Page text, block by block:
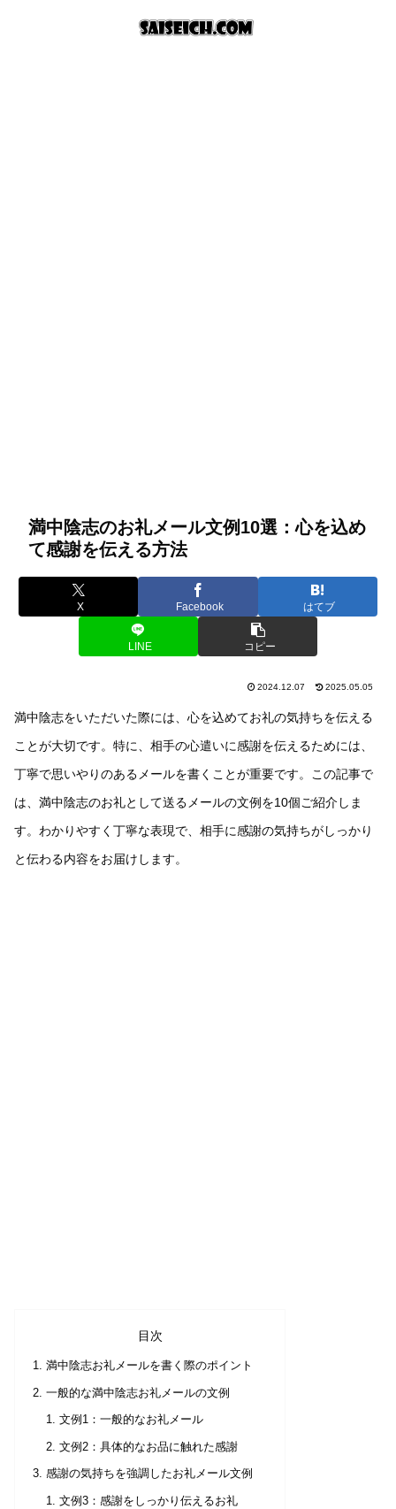
満中陰志のお礼メール文例10選：心を込め
て感謝を伝える方法
X Facebook はてブ
LINE コピー
2024.12.07 2025.05.05
満中陰志をいただいた際には、心を込めてお礼の気持ちを伝える
ことが大切です。特に、相手の心遣いに感謝を伝えるためには、
丁寧で思いやりのあるメールを書くことが重要です。この記事で
は、満中陰志のお礼として送るメールの文例を10個ご紹介しま
す。わかりやすく丁寧な表現で、相手に感謝の気持ちがしっかり
と伝わる内容をお届けします。
目次
満中陰志お礼メールを書く際のポイント
一般的な満中陰志お礼メールの文例
文例1：一般的なお礼メール
文例2：具体的なお品に触れた感謝
感謝の気持ちを強調したお礼メール文例
文例3：感謝をしっかり伝えるお礼